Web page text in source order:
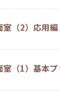
室（2）応
室（1）基本